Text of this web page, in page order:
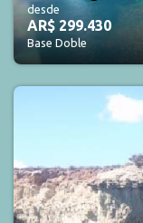
desde
AR$ 299.430
Base Doble